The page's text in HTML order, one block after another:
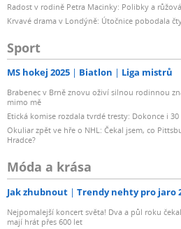
Radost v rodině Petra Macinky: Polibky a
Krvavé drama v Londýně: Útočnice pobodala
Sport
MS hokej 2025 Biatlon Liga mistrů
Brabenec v Brně znovu oživí silnou rodinnou
mimo mě
Etická komise rozdala tvrdé tresty: Dokonce i
Okuliar zpět ve hře o NHL: Čekal jsem, co
Hradce?
Móda a krása
Jak zhubnout Trendy nehty pro jaro
Nejpomalejší koncert světa! Dva a půl roku
mají hrát přes 600 let